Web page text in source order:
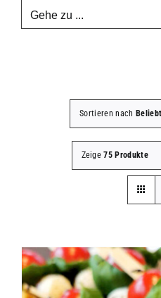
Gehe zu ...
Sortieren nach
Zeige75 Produkte